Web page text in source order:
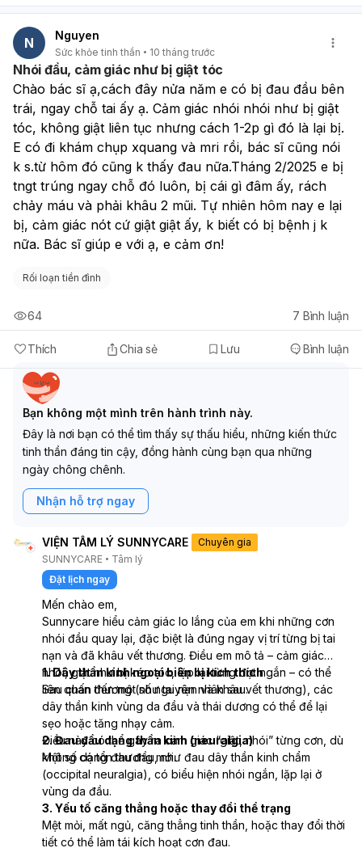
N Nguyen
Sức khỏe tinh thần 10 tháng trước
Nhói đầu, cảm giác như bị giật tóc
Chào bác sĩ ạ,cách đây nửa năm e có bị đau đầu bên
trái, ngay chỗ tai ấy ạ. Cảm giác nhói nhói như bị giật
tóc, không giật liên tục nhưng cách 1-2p gì đó là lại bị.
E có đi khám chụp xquang và mri rồi, bác sĩ cũng nói
k s.từ hôm đó cũng k thấy đau nữa.Tháng 2/2025 e bị
tngt trúng ngay chỗ đó luôn, bị cái gì đâm ấy, rách
chảy máu và phải khâu 2 mũi. Tự nhiên hôm nay e lại
bị, cảm giác nót cứ giật giật ấy, k biết có bị bệnh j k
nữa. Bác sĩ giúp e với ạ, e cảm ơn!
Rối loạn tiền đình
Thích Chia sẻ Lưu Bình luận
64 7 Bình luận
Bạn không một mình trên hành trình này.
Đây là nơi bạn có thể tìm thấy sự thấu hiểu, những kiến thức
tinh thần đáng tin cậy, đồng hành cùng bạn qua những
ngày chông chênh.
Nhận hỗ trợ ngay
VIỆN TÂM LÝ SUNNYCARE
Chuyên gia
SUNNYCARE
Tâm lý
Đặt lịch ngay
Mến chào em,
Sunnycare hiểu cảm giác lo lắng của em khi những cơn
nhói đầu quay lại, đặc biệt là đúng ngay vị trí từng bị tai
nạn và đã khâu vết thương. Điều em mô tả – cảm giác
nhói, giật như bị kéo tóc, lặp lại từng đợt ngắn – có thể
liên quan đến một số nguyên nhân sau:
1. Dây thần kinh ngoại biên bị kích thích
Sau chấn thương (như tai nạn và khâu vết thương), các
dây thần kinh vùng da đầu và thái dương có thể để lại
sẹo hoặc tăng nhạy cảm.
Điều này có thể gây ra cảm giác “giật, nhói” từng cơn, dù
không có tổn thương mới.
2. Đau đầu dạng thần kinh (neuralgia)
Một số dạng đau đầu, như đau dây thần kinh chẩm
(occipital neuralgia), có biểu hiện nhói ngắn, lặp lại ở
vùng da đầu.
3. Yếu tố căng thẳng hoặc thay đổi thể trạng
Mệt mỏi, mất ngủ, căng thẳng tinh thần, hoặc thay đổi thời
tiết có thể làm tái kích hoạt cơn đau.